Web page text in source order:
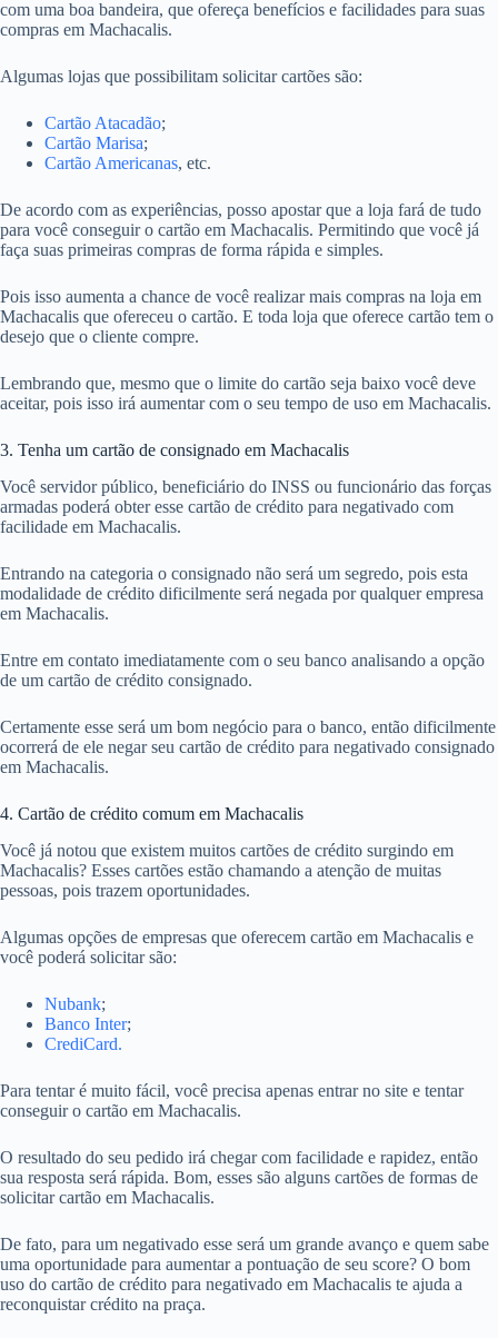
com uma boa bandeira, que ofereça benefícios e facilidades para suas
compras em Machacalis.
Algumas lojas que possibilitam solicitar cartões são:
Cartão Atacadão;
Cartão Marisa;
Cartão Americanas, etc.
De acordo com as experiências, posso apostar que a loja fará de tudo
para você conseguir o cartão em Machacalis. Permitindo que você já
faça suas primeiras compras de forma rápida e simples.
Pois isso aumenta a chance de você realizar mais compras na loja em
Machacalis que ofereceu o cartão. E toda loja que oferece cartão tem o
desejo que o cliente compre.
Lembrando que, mesmo que o limite do cartão seja baixo você deve
aceitar, pois isso irá aumentar com o seu tempo de uso em Machacalis.
3. Tenha um cartão de consignado em Machacalis
Você servidor público, beneficiário do INSS ou funcionário das forças
armadas poderá obter esse cartão de crédito para negativado com
facilidade em Machacalis.
Entrando na categoria o consignado não será um segredo, pois esta
modalidade de crédito dificilmente será negada por qualquer empresa
em Machacalis.
Entre em contato imediatamente com o seu banco analisando a opção
de um cartão de crédito consignado.
Certamente esse será um bom negócio para o banco, então dificilmente
ocorrerá de ele negar seu cartão de crédito para negativado consignado
em Machacalis.
4. Cartão de crédito comum em Machacalis
Você já notou que existem muitos cartões de crédito surgindo em
Machacalis? Esses cartões estão chamando a atenção de muitas
pessoas, pois trazem oportunidades.
Algumas opções de empresas que oferecem cartão em Machacalis e
você poderá solicitar são:
Nubank;
Banco Inter;
CrediCard.
Para tentar é muito fácil, você precisa apenas entrar no site e tentar
conseguir o cartão em Machacalis.
O resultado do seu pedido irá chegar com facilidade e rapidez, então
sua resposta será rápida. Bom, esses são alguns cartões de formas de
solicitar cartão em Machacalis.
De fato, para um negativado esse será um grande avanço e quem sabe
uma oportunidade para aumentar a pontuação de seu score? O bom
uso do cartão de crédito para negativado em Machacalis te ajuda a
reconquistar crédito na praça.